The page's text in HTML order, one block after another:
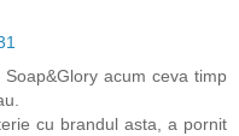
acum ceva timp
cu brandul asta, a pornit